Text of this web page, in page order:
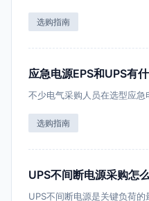
选购指南
应急电源EPS和UPS有
不少电气采购人员在选型应
选购指南
UPS不间断电源采购怎
UPS不间断电源是关键负荷